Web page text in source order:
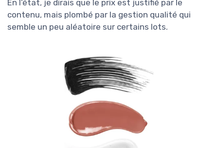
En l’état, je dirais que le prix est justifié par le
contenu, mais plombé par la gestion qualité qui
semble un peu aléatoire sur certains lots.